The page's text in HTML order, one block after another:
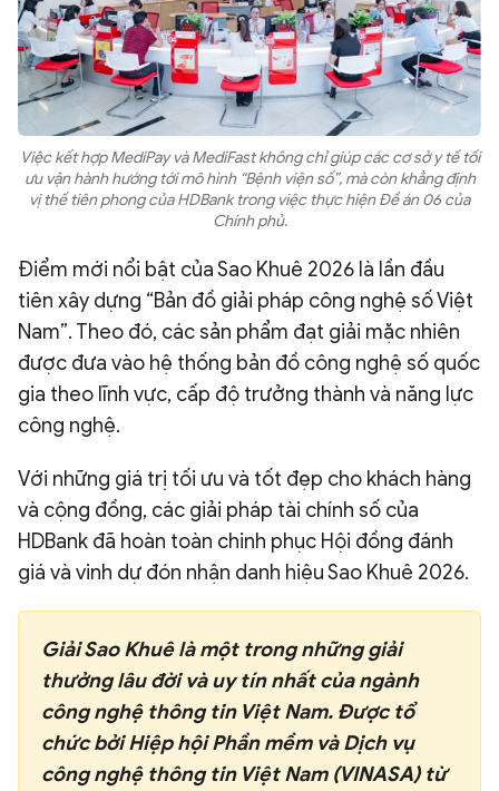
Việc kết hợp MediPay và MediFast không chỉ giúp các cơ sở y tế tối
ưu vận hành hướng tới mô hình “Bệnh viện số”, mà còn khẳng định
vị thế tiên phong của HDBank trong việc thực hiện Đề án 06 của
Chính phủ.
​Điểm mới nổi bật của Sao Khuê 2026 là lần đầu
tiên xây dựng “Bản đồ giải pháp công nghệ số Việt
Nam”. Theo đó, các sản phẩm đạt giải mặc nhiên
được đưa vào hệ thống bản đồ công nghệ số quốc
gia theo lĩnh vực, cấp độ trưởng thành và năng lực
công nghệ.
Với những giá trị tối ưu và tốt đẹp cho khách hàng
và cộng đồng, các giải pháp tài chính số của
HDBank đã hoàn toàn chinh phục Hội đồng đánh
giá và vinh dự đón nhận danh hiệu Sao Khuê 2026.
Giải Sao Khuê là một trong những giải
thưởng lâu đời và uy tín nhất của ngành
công nghệ thông tin Việt Nam. Được tổ
chức bởi Hiệp hội Phần mềm và Dịch vụ
công nghệ thông tin Việt Nam (VINASA) từ